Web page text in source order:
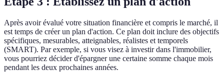
Après avoir évalué votre situation financière et compris le marché, il
est temps de créer un plan d'action. Ce plan doit inclure des objectifs
spécifiques, mesurables, atteignables, réalistes et temporels
(SMART). Par exemple, si vous visez à investir dans l'immobilier,
vous pourriez décider d'épargner une certaine somme chaque mois
pendant les deux prochaines années.